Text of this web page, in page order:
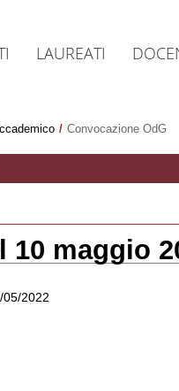
LAUREATI
/ Convocazione OdG
10 maggio
05/2022